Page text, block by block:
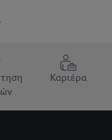
Καριέρα